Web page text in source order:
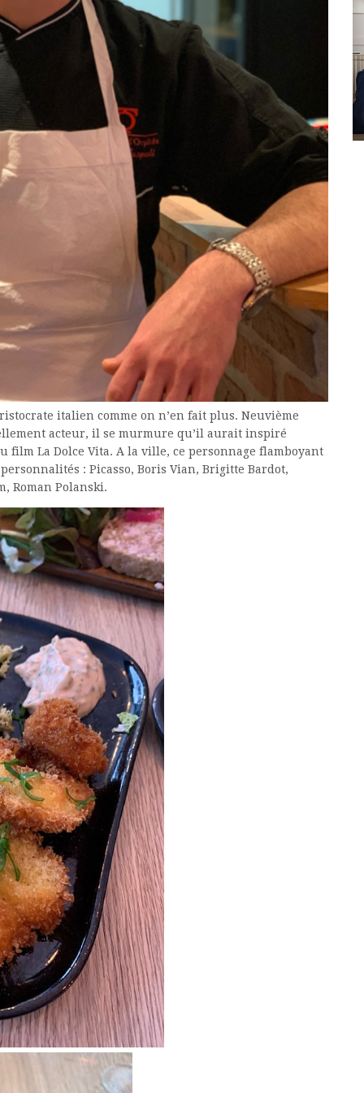
italien comme on n’en fait plus. Neuvième
acteur, il se murmure qu’il aurait inspiré
film La Dolce Vita. A la ville, ce personnage flamboyant
: Picasso, Boris Vian, Brigitte Bardot,
Roman Polanski.